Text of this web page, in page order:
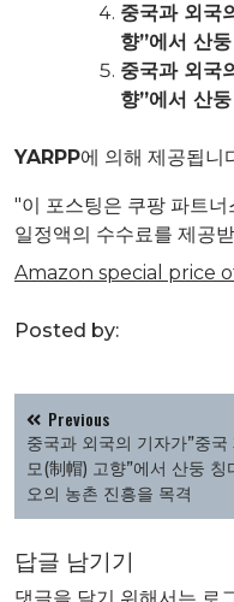
중국과 외국
향”에서 산
중국과 외국
향”에서 산
YARPP에 의해 제공됩니
"이 포스팅은 쿠팡 파트
일정액의 수수료를 제공
Amazon special price
Posted by:
글
탐
색
Previous
중국과 외국의 기자가”중국
모(制帽) 고향”에서 산둥 칭
오의 농촌 진흥을 목격
답글 남기기